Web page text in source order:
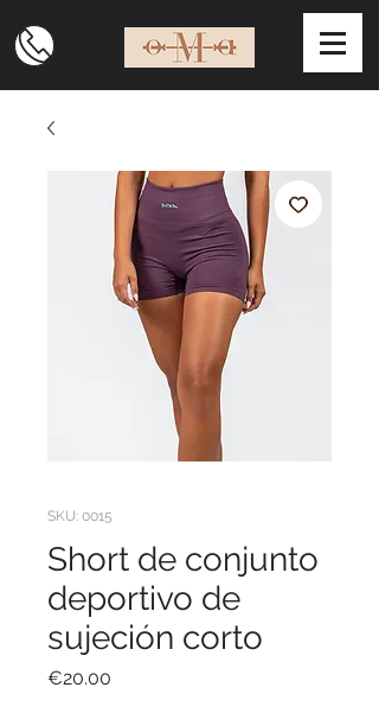
SKU: 0015
Short de conjunto
deportivo de
sujeción corto
€20.00